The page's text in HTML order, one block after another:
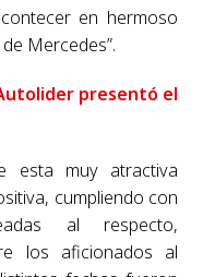
en hermoso
Mercedes”.
presentó el
esta muy atractiva
cumpliendo con
al respecto,
los aficionados al